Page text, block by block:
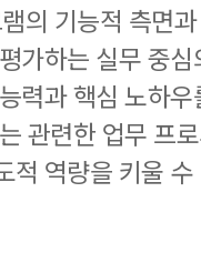
의 기능적 측면
가하는 실무 중
력과 핵심 노하
관련한 업무 프
적 역량을 키울